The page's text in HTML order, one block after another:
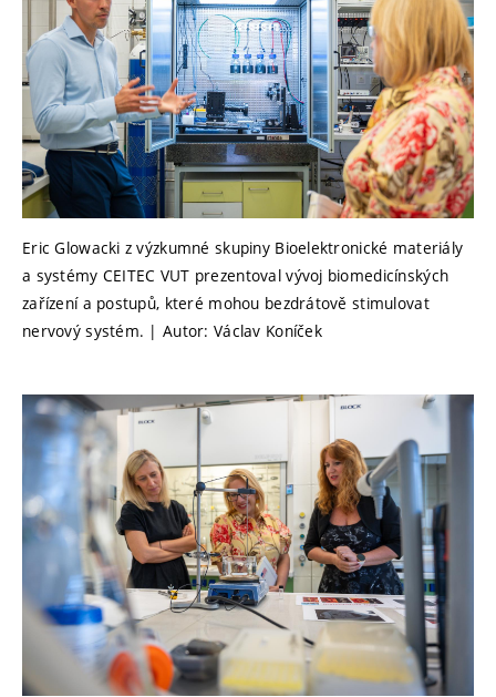
Eric Glowacki z výzkumné skupiny Bioelektronické materiály
a systémy CEITEC VUT prezentoval vývoj biomedicínských
zařízení a postupů, které mohou bezdrátově stimulovat
nervový systém. | Autor: Václav Koníček